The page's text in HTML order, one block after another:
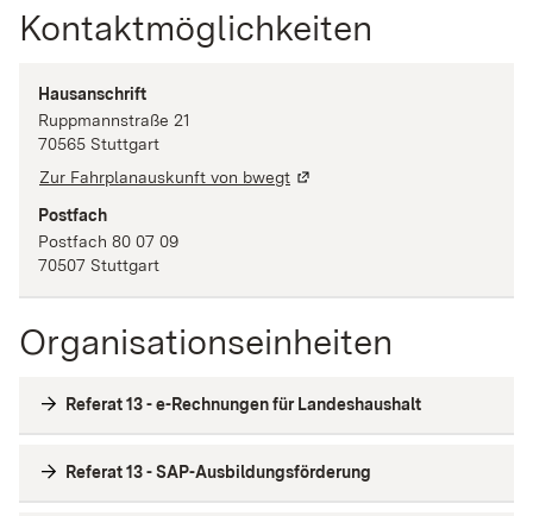
Kontaktmöglichkeiten
Hausanschrift
Ruppmannstraße 21
70565 Stuttgart
Zur Fahrplanauskunft von bwegt
Postfach
Postfach 80 07 09
70507 Stuttgart
Organisationseinheiten
Referat 13 - e-Rechnungen für Landeshaushalt
Referat 13 - SAP-Ausbildungsförderung